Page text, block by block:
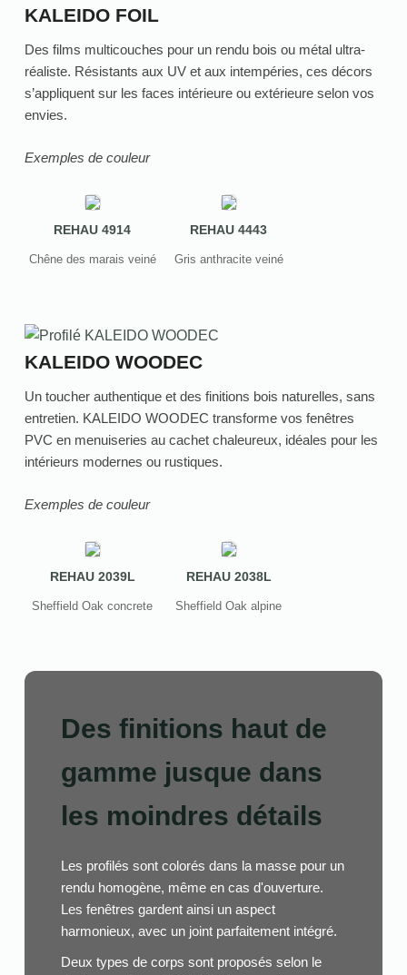
KALEIDO FOIL
Des films multicouches pour un rendu bois ou métal ultra-
réaliste. Résistants aux UV et aux intempéries, ces décors
s’appliquent sur les faces intérieure ou extérieure selon vos
envies.
Exemples de couleur
REHAU 4914
Chêne des marais veiné
REHAU 4443
Gris anthracite veiné
KALEIDO WOODEC
Un toucher authentique et des finitions bois naturelles, sans
entretien. KALEIDO WOODEC transforme vos fenêtres
PVC en menuiseries au cachet chaleureux, idéales pour les
intérieurs modernes ou rustiques.
Exemples de couleur
REHAU 2039L
Sheffield Oak concrete
REHAU 2038L
Sheffield Oak alpine
Des finitions haut de
gamme jusque dans
les moindres détails
Les profilés sont colorés dans la masse pour un
rendu homogène, même en cas d'ouverture.
Les fenêtres gardent ainsi un aspect
harmonieux, avec un joint parfaitement intégré.
Deux types de corps sont proposés selon le